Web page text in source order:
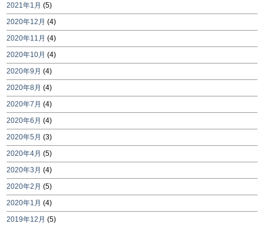
2021年1月 (5)
2020年12月 (4)
2020年11月 (4)
2020年10月 (4)
2020年9月 (4)
2020年8月 (4)
2020年7月 (4)
2020年6月 (4)
2020年5月 (3)
2020年4月 (5)
2020年3月 (4)
2020年2月 (5)
2020年1月 (4)
2019年12月 (5)